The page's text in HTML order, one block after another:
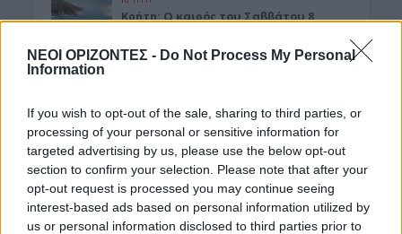
ΝΕΟΙ ΟΡΙΖΟΝΤΕΣ - Do Not Process My Personal
Information
If you wish to opt-out of the sale, sharing to third parties, or
processing of your personal or sensitive information for
targeted advertising by us, please use the below opt-out
section to confirm your selection. Please note that after your
opt-out request is processed you may continue seeing
interest-based ads based on personal information utilized by
us or personal information disclosed to third parties prior to
Κρήτη: O καιρός του Σαββάτου 8
8 Αυγούστου 2026 08:12
Κατσαρίδα στο σπίτι – Πότε πρέπει
να ανησυχήσουμε
8 Αυγούστου 2026 08:08
Δημοφιλή αυτή την εβδομάδα